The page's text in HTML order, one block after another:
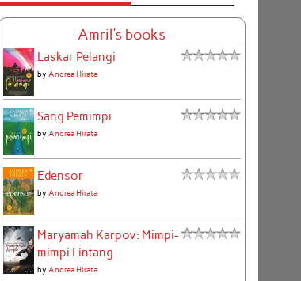
Amril's books
Laskar Pelangi
by Andrea Hirata
Sang Pemimpi
by Andrea Hirata
Edensor
by Andrea Hirata
Maryamah Karpov: Mimpi-
mimpi Lintang
by Andrea Hirata